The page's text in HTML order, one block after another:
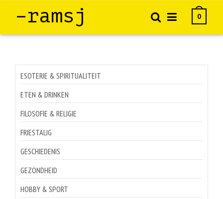
–ramsj 0
ESOTERIE & SPIRITUALITEIT
ETEN & DRINKEN
FILOSOFIE & RELIGIE
FRIESTALIG
GESCHIEDENIS
GEZONDHEID
HOBBY & SPORT